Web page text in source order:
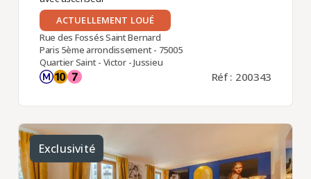
ACTUELLEMENT LOUÉ
Rue des Fossés Saint Bernard
Paris 5ème arrondissement - 75005
Quartier Saint - Victor - Jussieu
Réf : 200343
Exclusivité